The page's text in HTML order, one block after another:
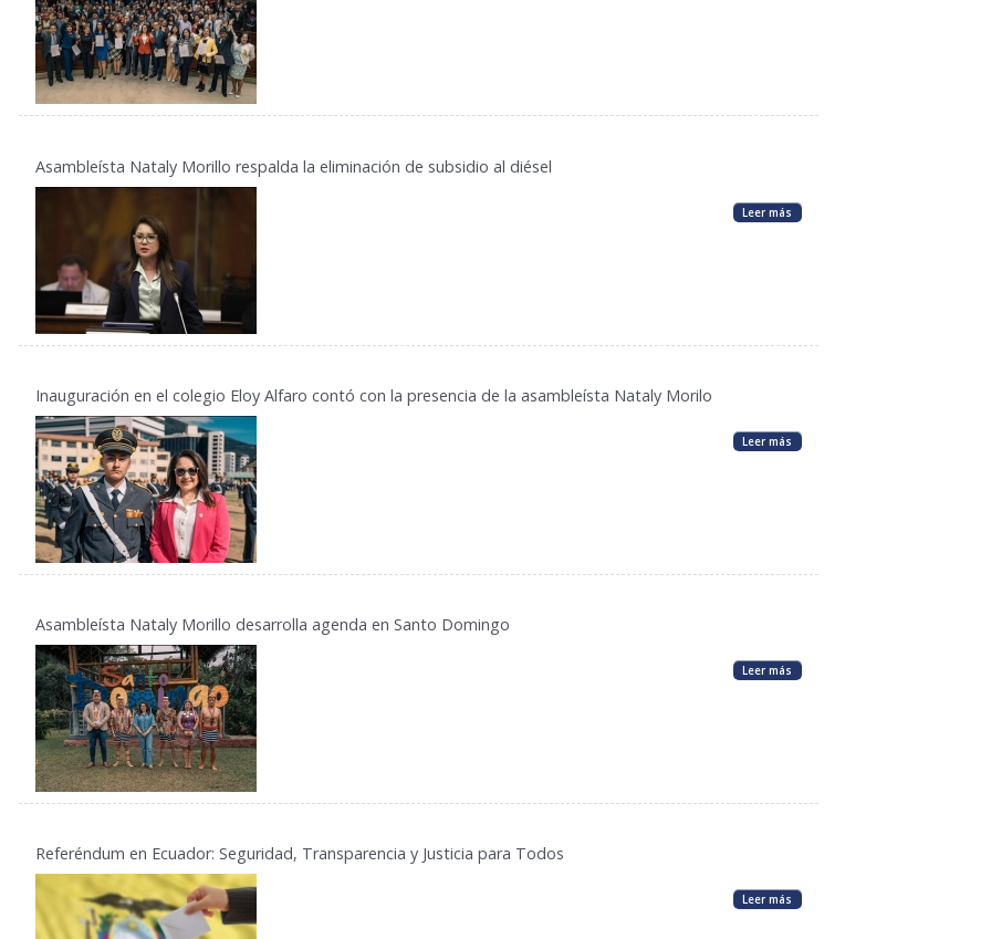
Asambleísta Nataly Morillo respalda la eliminación de subsidio al diésel
Leer más
Inauguración en el colegio Eloy Alfaro contó con la presencia de la asambleísta Nataly Morilo
Leer más
Asambleísta Nataly Morillo desarrolla agenda en Santo Domingo
Leer más
Referéndum en Ecuador: Seguridad, Transparencia y Justicia para Todos
Leer más